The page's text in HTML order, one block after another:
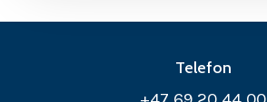
Telefon